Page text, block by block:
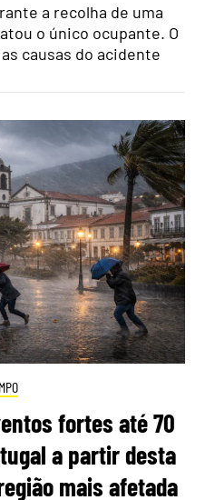
a recolha de uma
o único ocupante. O
causas do acidente
fortes até 70
a partir desta
mais afetada